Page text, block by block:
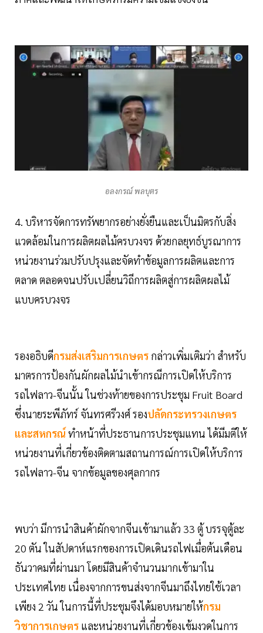
อลงกรณ์ พลบุตร
4. บริหารจัดการทรัพยากรอย่างยั่งยืนและเป็นมิตรกับสิ่ง
แวดล้อมในการผลิตผลไม้ครบวงจร ด้วยกลยุทธ์บูรณาการ
หน่วยงานร่วมปรับปรุงและจัดทำข้อมูลการผลิตและการ
ตลาด ตลอดจนปรับเปลี่ยนวิถีการผลิตสู่การผลิตผลไม้
แบบครบวงจร
รองอธิบดีกรมส่งเสริมการเกษตร กล่าวเพิ่มเติมว่า สำหรับ
มาตรการป้องกันผักผลไม้นำเข้ากรณีการเปิดให้บริการ
รถไฟลาว-จีนนั้น ในช่วงท้ายของการประชุม Fruit Board
ซึ่งนายระพีภัทร์ จันทรศรีวงศ์ รองปลัดกระทรวงเกษตร
และสหกรณ์ ทำหน้าที่ประธานการประชุมแทน ได้มีมติให้
หน่วยงานที่เกี่ยวข้องติดตามสถานการณ์การเปิดให้บริการ
รถไฟลาว-จีน จากข้อมูลของศุลกากร
พบว่า มีการนำสินค้าผักจากจีนเข้ามาแล้ว 33 ตู้ บรรจุตู้ละ
20 ตัน ในสัปดาห์แรกของการเปิดเดินรถไฟเมื่อต้นเดือน
ธันวาคมที่ผ่านมา โดยมีสินค้าจำนวนมากเข้ามาใน
ประเทศไทย เนื่องจากการขนส่งจากจีนมาถึงไทยใช้เวลา
เพียง 2 วัน ในการนี้ที่ประชุมจึงได้มอบหมายให้กรม
วิชาการเกษตร และหน่วยงานที่เกี่ยวข้องเข้มงวดในการ